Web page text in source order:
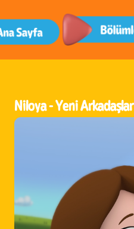
Niloya -Yeni Arkadaşlar